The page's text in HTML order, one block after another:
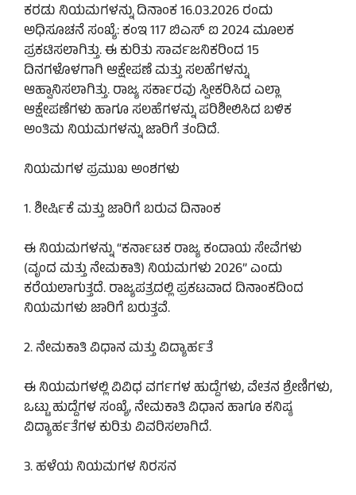
ಕರಡು ನಿಯಮಗಳನ್ನು ದಿನಾಂಕ 16.03.2026 ರಂದು
ಅಧಿಸೂಚನೆ ಸಂಖ್ಯೆ: ಕಂಇ 117 ಬಿಎಸ್ ಐ 2024 ಮೂಲಕ
ಪ್ರಕಟಿಸಲಾಗಿತ್ತು. ಈ ಕುರಿತು ಸಾರ್ವಜನಿಕರಿಂದ 15
ದಿನಗಳೊಳಗಾಗಿ ಆಕ್ಷೇಪಣೆ ಮತ್ತು ಸಲಹೆಗಳನ್ನು
ಆಹ್ವಾನಿಸಲಾಗಿತ್ತು. ರಾಜ್ಯ ಸರ್ಕಾರವು ಸ್ವೀಕರಿಸಿದ ಎಲ್ಲಾ
ಆಕ್ಷೇಪಣೆಗಳು ಹಾಗೂ ಸಲಹೆಗಳನ್ನು ಪರಿಶೀಲಿಸಿದ ಬಳಿಕ
ಅಂತಿಮ ನಿಯಮಗಳನ್ನು ಜಾರಿಗೆ ತಂದಿದೆ.
ನಿಯಮಗಳ ಪ್ರಮುಖ ಅಂಶಗಳು
1. ಶೀರ್ಷಿಕೆ ಮತ್ತು ಜಾರಿಗೆ ಬರುವ ದಿನಾಂಕ
ಈ ನಿಯಮಗಳನ್ನು “ಕರ್ನಾಟಕ ರಾಜ್ಯ ಕಂದಾಯ ಸೇವೆಗಳು
(ವೃಂದ ಮತ್ತು ನೇಮಕಾತಿ) ನಿಯಮಗಳು 2026” ಎಂದು
ಕರೆಯಲಾಗುತ್ತದೆ. ರಾಜ್ಯಪತ್ರದಲ್ಲಿ ಪ್ರಕಟವಾದ ದಿನಾಂಕದಿಂದ
ನಿಯಮಗಳು ಜಾರಿಗೆ ಬರುತ್ತವೆ.
2. ನೇಮಕಾತಿ ವಿಧಾನ ಮತ್ತು ವಿದ್ಯಾರ್ಹತೆ
ಈ ನಿಯಮಗಳಲ್ಲಿ ವಿವಿಧ ವರ್ಗಗಳ ಹುದ್ದೆಗಳು, ವೇತನ ಶ್ರೇಣಿಗಳು,
ಒಟ್ಟು ಹುದ್ದೆಗಳ ಸಂಖ್ಯೆ, ನೇಮಕಾತಿ ವಿಧಾನ ಹಾಗೂ ಕನಿಷ್ಠ
ವಿದ್ಯಾರ್ಹತೆಗಳ ಕುರಿತು ವಿವರಿಸಲಾಗಿದೆ.
3. ಹಳೆಯ ನಿಯಮಗಳ ನಿರಸನ